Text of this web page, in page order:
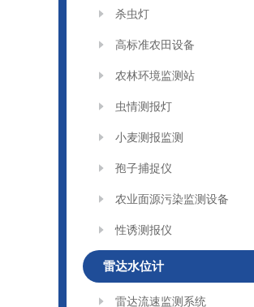
杀虫灯
高标准农田设备
农林环境监测站
虫情测报灯
小麦测报监测
孢子捕捉仪
农业面源污染监测设备
性诱测报仪
雷达水位计
雷达流速监测系统